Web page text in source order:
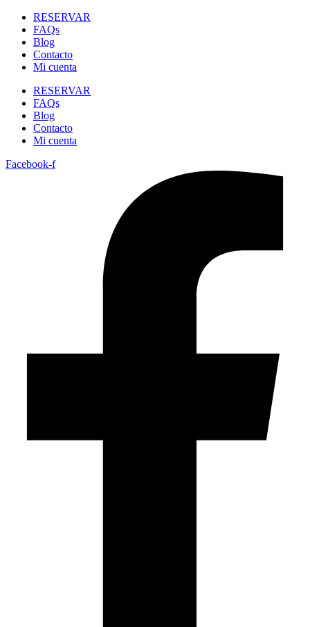
RESERVAR
FAQs
Blog
Contacto
Mi cuenta
RESERVAR
FAQs
Blog
Contacto
Mi cuenta
Facebook-f